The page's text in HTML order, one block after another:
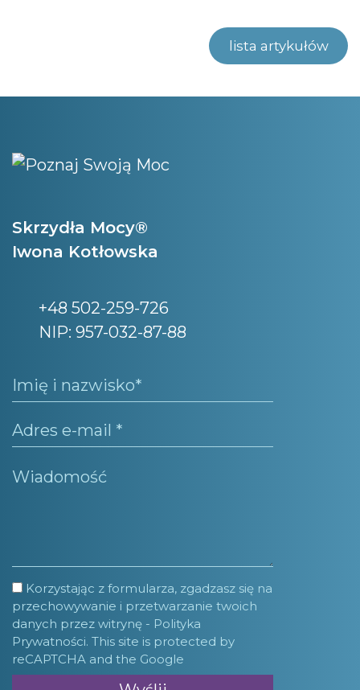
lista artykułów
Skrzydła Mocy®
Iwona Kotłowska
+48 502-259-726
NIP: 957-032-87-88
Korzystając z formularza, zgadzasz się na
przechowywanie i przetwarzanie twoich
danych przez witrynę - Polityka
Prywatności. This site is protected by
reCAPTCHA and the Google